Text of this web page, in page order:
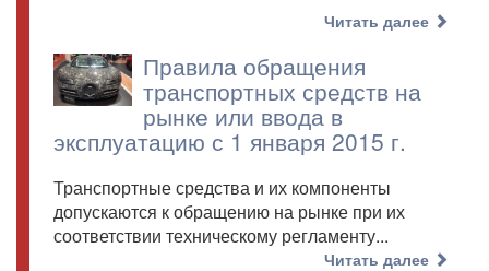
Читать далее
Правила обращения
транспортных средств на
рынке или ввода в
эксплуатацию с 1 января 2015 г.
Транспортные средства и их компоненты
допускаются к обращению на рынке при их
соответствии техническому регламенту...
Читать далее